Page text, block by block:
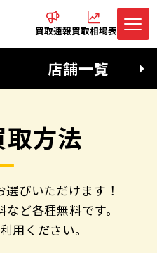
買取速報買取相場表
店舗一覧
電話でお問合わせ
営業時間：11:00〜20:00
方法
びいただけます！
ど各種無料です。
用ください。